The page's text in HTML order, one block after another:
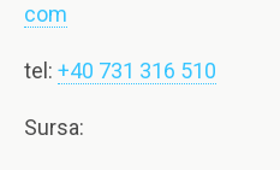
com
tel: +40 731 316 510
Sursa: